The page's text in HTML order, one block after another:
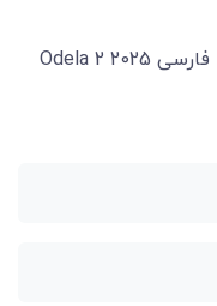
به دانلود فیلم هندی اودلا 2 با دوبله فارسی Odela 2 2025